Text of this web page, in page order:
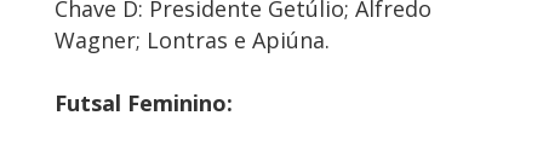
Chave D: Presidente Getúlio; Alfredo
Wagner; Lontras e Apiúna.
Futsal Feminino: